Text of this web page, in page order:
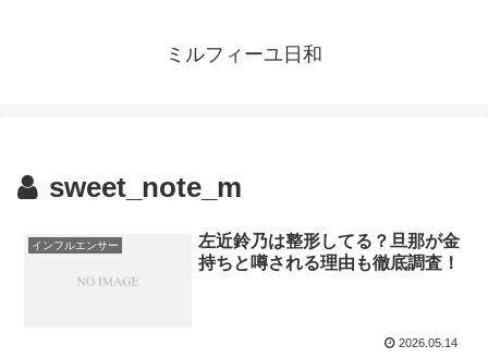
ミルフィーユ日和
sweet_note_m
インフルエンサー
左近鈴乃は整形してる？旦那が金
持ちと噂される理由も徹底調査！
2026.05.14